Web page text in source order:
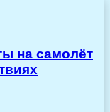
на самолёт